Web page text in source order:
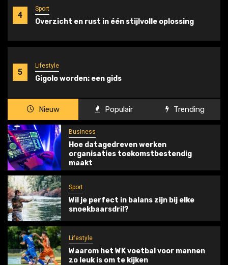
4
Sport
Overzicht en rust in één stijlvolle oplossing
5
Lifestyle
Gigolo worden: een gids
Nieuw Populair Trending
Business
Hoe datagedreven werken
organisaties toekomstbestendig
maakt
Sport
Wil je perfect in balans zijn bij elke
snoekbaarsdril?
Lifestyle
Waarom het WK voetbal voor mannen
zo leuk is om te kijken